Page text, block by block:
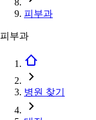
피부과
피부과
병원 찾기